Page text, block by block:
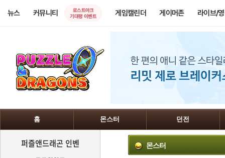
뉴스 커뮤니티
로스트아크
기대평 이벤트
게임캘린더 게이머존 라이브/
홈 몬스터 던전
퍼즐앤드래곤 인벤 몬스터